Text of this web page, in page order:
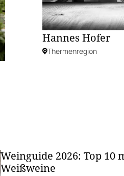
Hannes Hofer
Thermenregion
Weinguide 2026: Top 10
Weißweine